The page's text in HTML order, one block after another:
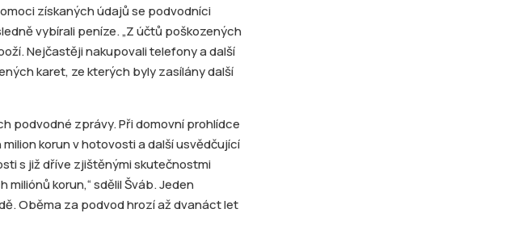
získaných údajů se podvodníci
vybírali peníze. „Z účtů poškozených
Nejčastěji nakupovali telefony a další
karet, ze kterých byly zasílány další
podvodné zprávy. Při domovní prohlídce
korun v hotovosti a další usvědčující
s již dříve zjištěnými skutečnostmi
korun,“ sdělil Šváb. Jeden
Oběma za podvod hrozí až dvanáct let